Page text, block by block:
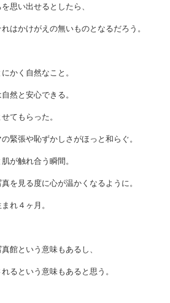
思い出せるとしたら、
はかけがえの無いものとなるだろう。
かく自然なこと。
然と安心できる。
てもらった。
緊張や恥ずかしさがほっと和らぐ。
が触れ合う瞬間。
を見る度に心が温かくなるように。
れ４ヶ月。
館という意味もあるし、
るという意味もあると思う。